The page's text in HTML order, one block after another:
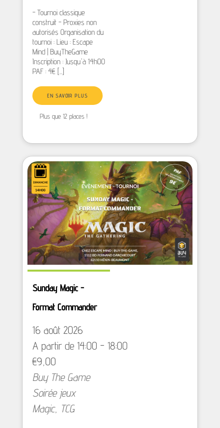
- Tournoi classique
construit - Proxies non
autorisés Organisation du
tournoi : Lieu : Escape
Mind | BuyTheGame
Inscription : Jusqu'à 14h00
PAF : 4€ [...]
EN SAVOIR PLUS
Plus que 12 places !
Sunday Magic -
Format Commander
16 août 2026
A partir de 14:00 - 18:00
€9,00
Buy The Game
Soirée jeux
Magic, TCG